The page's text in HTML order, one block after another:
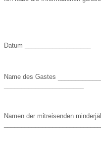
Datum ___________________
Name des Gastes
Namen der mitreisenden